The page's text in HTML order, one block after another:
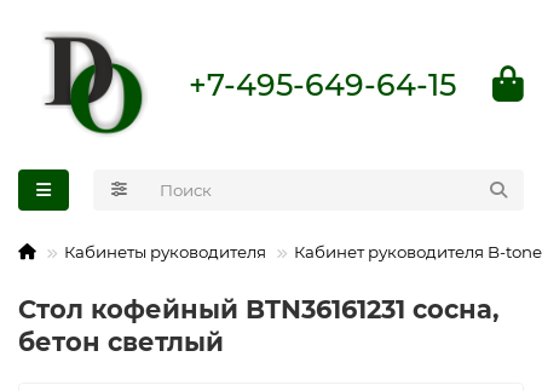
+7-495-649-64-15
Кабинеты руководителя Кабинет руководителя B-tone
Стол кофейный BTN36161231 сосна,
бетон светлый